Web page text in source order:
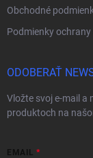
Obchodné
Podmienky
ODOBERAŤ
Vložte svoj e-mail a
produktoch na
EMAIL